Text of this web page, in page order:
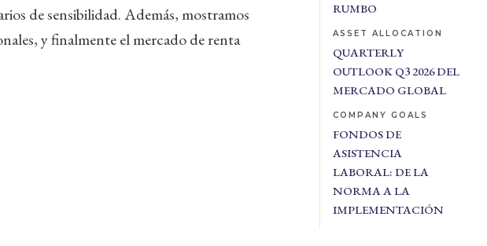
de sensibilidad. Además, mostramos
y finalmente el mercado de renta
RUMBO
ASSET ALLOCATION
QUARTERLY
OUTLOOK Q3 2026 DEL
MERCADO GLOBAL
COMPANY GOALS
FONDOS DE
ASISTENCIA
LABORAL: DE LA
NORMA A LA
IMPLEMENTACIÓN